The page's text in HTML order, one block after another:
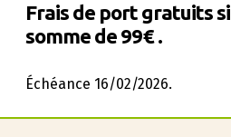
Frais de port gratuits
somme de 99€ .
Échéance 16/02/2026.